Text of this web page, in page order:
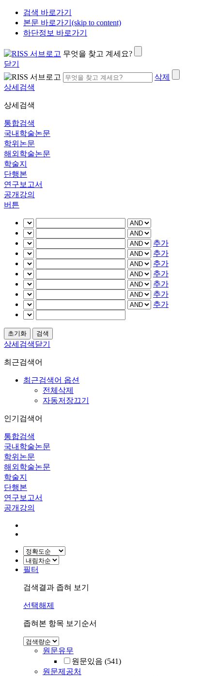
검색 바로가기
본문 바로가기(skip to content)
하단정보 바로가기
무엇을 찾고 계세요?
닫기
삭제
상세검색
상세검색
통합검색
국내학술논문
학위논문
해외학술논문
학술지
단행본
연구보고서
공개강의
버튼
추가
추가
추가
추가
추가
추가
추가
상세검색닫기
최근검색어
최근검색어 옵션
전체삭제
자동저장끄기
인기검색어
통합검색
국내학술논문
학위논문
해외학술논문
학술지
단행본
연구보고서
공개강의
필터
검색결과 좁혀 보기
선택해제
좁혀본 항목 보기순서
원문유무
원문있음 (541)
원문제공처